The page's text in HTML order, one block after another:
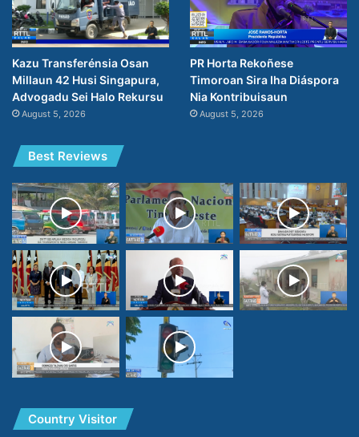
Kazu Transferénsia Osan
Millaun 42 Husi Singapura,
Advogadu Sei Halo Rekursu
August 5, 2026
PR Horta Rekoñese
Timoroan Sira Iha Diáspora
Nia Kontribuisaun
August 5, 2026
Best Reviews
Country Visitor